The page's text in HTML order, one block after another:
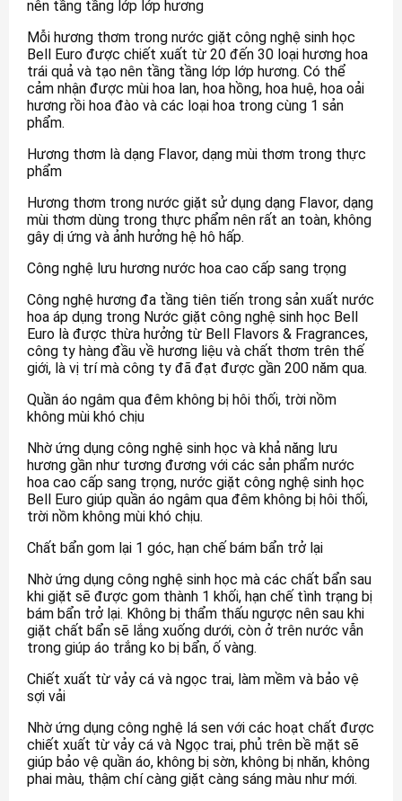
nên tầng tầng lớp lớp hương
Mỗi hương thơm trong nước giặt công nghệ sinh học
Bell Euro được chiết xuất từ 20 đến 30 loại hương hoa
trái quả và tạo nên tầng tầng lớp lớp hương. Có thể
cảm nhận được mùi hoa lan, hoa hồng, hoa huệ, hoa oải
hương rồi hoa đào và các loại hoa trong cùng 1 sản
phẩm.
Hương thơm là dạng Flavor, dạng mùi thơm trong thực
phẩm
Hương thơm trong nước giặt sử dụng dạng Flavor, dạng
mùi thơm dùng trong thực phẩm nên rất an toàn, không
gây dị ứng và ảnh hưởng hệ hô hấp.
Công nghệ lưu hương nước hoa cao cấp sang trọng
Công nghệ hương đa tầng tiên tiến trong sản xuất nước
hoa áp dụng trong Nước giặt công nghệ sinh học Bell
Euro là được thừa hưởng từ Bell Flavors & Fragrances,
công ty hàng đầu về hương liệu và chất thơm trên thế
giới, là vị trí mà công ty đã đạt được gần 200 năm qua.
Quần áo ngâm qua đêm không bị hôi thối, trời nồm
không mùi khó chịu
Nhờ ứng dụng công nghệ sinh học và khả năng lưu
hương gần như tương đương với các sản phẩm nước
hoa cao cấp sang trọng, nước giặt công nghệ sinh học
Bell Euro giúp quần áo ngâm qua đêm không bị hôi thối,
trời nồm không mùi khó chịu.
Chất bẩn gom lại 1 góc, hạn chế bám bẩn trở lại
Nhờ ứng dụng công nghệ sinh học mà các chất bẩn sau
khi giặt sẽ được gom thành 1 khối, hạn chế tình trạng bị
bám bẩn trở lại. Không bị thẩm thấu ngược nên sau khi
giặt chất bẩn sẽ lắng xuống dưới, còn ở trên nước vẫn
trong giúp áo trắng ko bị bẩn, ố vàng.
Chiết xuất từ vảy cá và ngọc trai, làm mềm và bảo vệ
sợi vải
Nhờ ứng dụng công nghệ lá sen với các hoạt chất được
chiết xuất từ vảy cá và Ngọc trai, phủ trên bề mặt sẽ
giúp bảo vệ quần áo, không bị sờn, không bị nhăn, không
phai màu, thậm chí càng giặt càng sáng màu như mới.